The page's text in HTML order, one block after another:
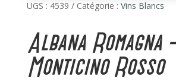
UGS : 4539 Catégorie : Vins Blancs
Albana Romagna –
Monticino Rosso